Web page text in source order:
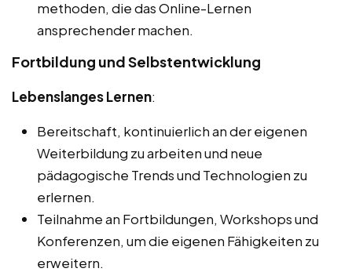
methoden, die das Online-Lernen
ansprechender machen.
Fortbildung und Selbstentwicklung
Lebenslanges Lernen:
Bereitschaft, kontinuierlich an der eigenen
Weiterbildung zu arbeiten und neue
pädagogische Trends und Technologien zu
erlernen.
Teilnahme an Fortbildungen, Workshops und
Konferenzen, um die eigenen Fähigkeiten zu
erweitern.